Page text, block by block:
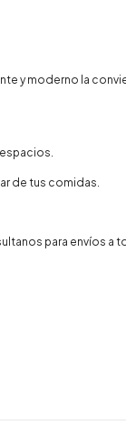
y moderno la
de tus comidas.
para envíos a